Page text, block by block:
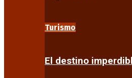
Turismo
El destino